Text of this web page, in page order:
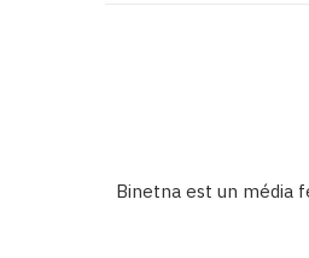
Binetna est un média